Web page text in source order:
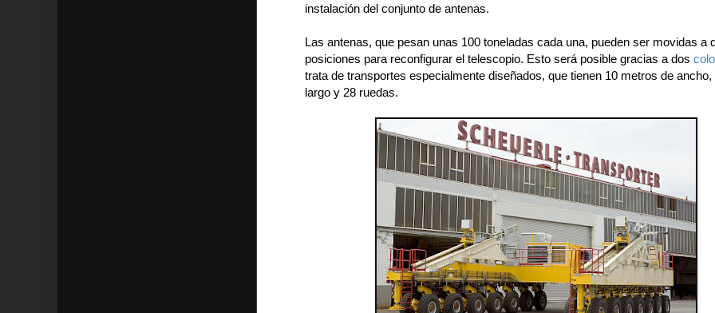
instalación del conjunto de antenas.
Las antenas, que pesan unas 100 toneladas cada una, pueden ser movidas a
posiciones para reconfigurar el telescopio. Esto será posible gracias a dos
trata de transportes especialmente diseñados, que tienen 10 metros de ancho,
largo y 28 ruedas.